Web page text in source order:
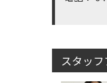
スタッ